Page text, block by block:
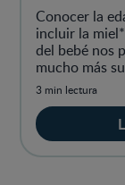
Conocer la
incluir la
del bebé nos
mucho más
¡Continúa
3 min lectura